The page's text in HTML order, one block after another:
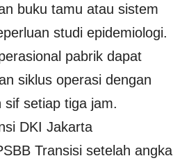
buku tamu atau sistem
studi epidemiologi.
pabrik dapat
siklus operasi dengan
setiap tiga jam.
DKI Jakarta
Transisi setelah angka